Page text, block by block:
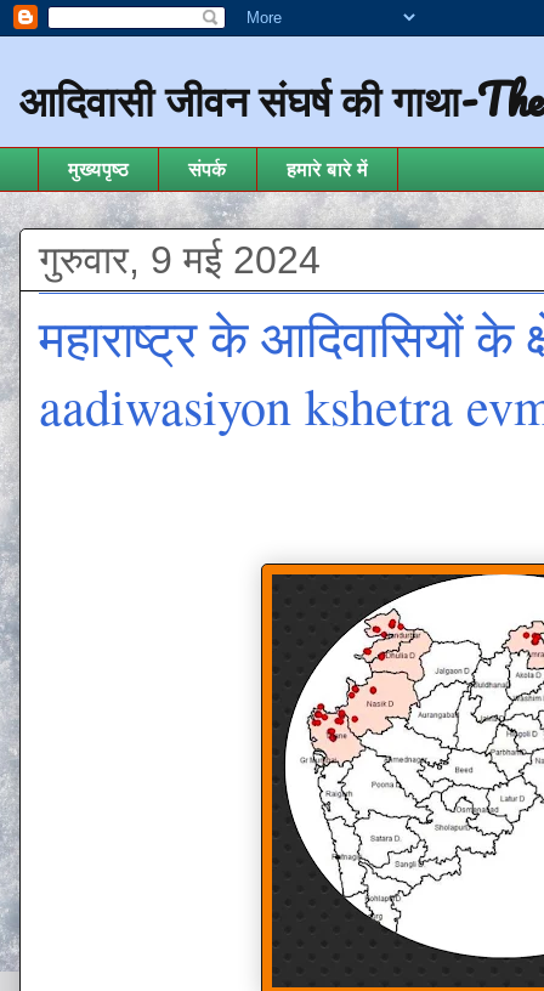
आदिवासी जीवन संघर्ष की
मुख्यपृष्ठ संपर्क हमारे बारे में
गुरुवार, 9 मई 2024
महाराष्ट्र के आदिवासियों
aadiwasiyon kshetra